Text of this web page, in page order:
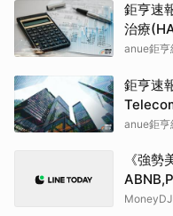
鉅亨速
治療
估目標
anue鉅亨
鉅亨速
調升至
anue鉅亨
《強勢